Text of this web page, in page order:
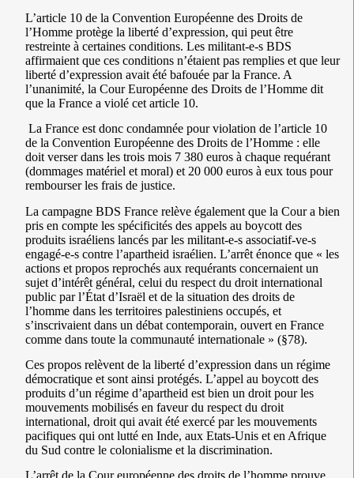
L’article 10 de la Convention Européenne des Droits de
l’Homme protège la liberté d’expression, qui peut être
restreinte à certaines conditions. Les militant-e-s BDS
affirmaient que ces conditions n’étaient pas remplies et que leur
liberté d’expression avait été bafouée par la France. A
l’unanimité, la Cour Européenne des Droits de l’Homme dit
que la France a violé cet article 10.
La France est donc condamnée pour violation de l’article 10
de la Convention Européenne des Droits de l’Homme : elle
doit verser dans les trois mois 7 380 euros à chaque requérant
(dommages matériel et moral) et 20 000 euros à eux tous pour
rembourser les frais de justice.
La campagne BDS France relève également que la Cour a bien
pris en compte les spécificités des appels au boycott des
produits israéliens lancés par les militant-e-s associatif-ve-s
engagé-e-s contre l’apartheid israélien. L’arrêt énonce que « les
actions et propos reprochés aux requérants concernaient un
sujet d’intérêt général, celui du respect du droit international
public par l’État d’Israël et de la situation des droits de
l’homme dans les territoires palestiniens occupés, et
s’inscrivaient dans un débat contemporain, ouvert en France
comme dans toute la communauté internationale » (§78).
Ces propos relèvent de la liberté d’expression dans un régime
démocratique et sont ainsi protégés. L’appel au boycott des
produits d’un régime d’apartheid est bien un droit pour les
mouvements mobilisés en faveur du respect du droit
international, droit qui avait été exercé par les mouvements
pacifiques qui ont lutté en Inde, aux Etats-Unis et en Afrique
du Sud contre le colonialisme et la discrimination.